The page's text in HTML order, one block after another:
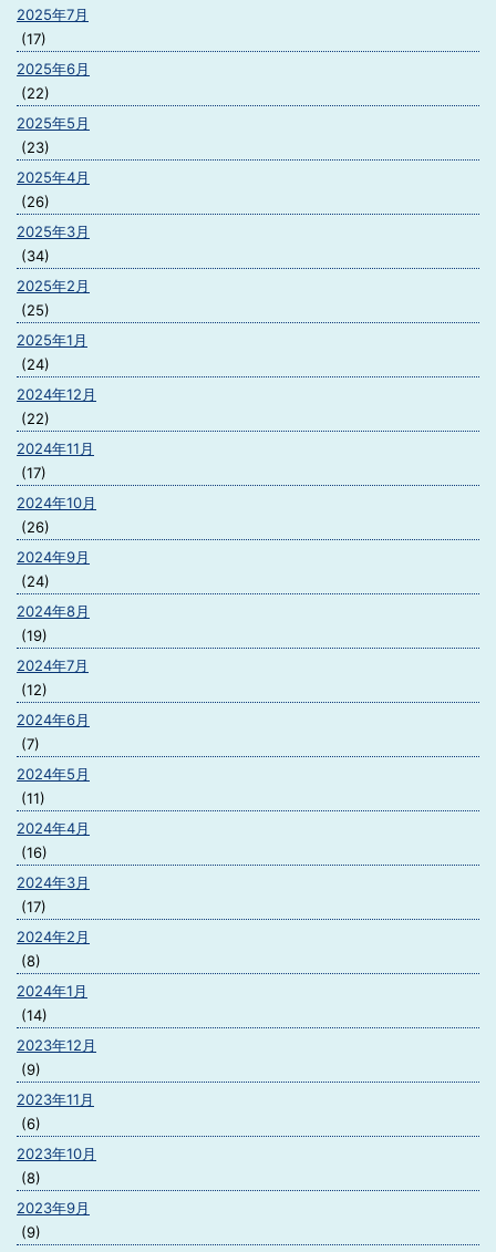
2025年7月
(17)
2025年6月
(22)
2025年5月
(23)
2025年4月
(26)
2025年3月
(34)
2025年2月
(25)
2025年1月
(24)
2024年12月
(22)
2024年11月
(17)
2024年10月
(26)
2024年9月
(24)
2024年8月
(19)
2024年7月
(12)
2024年6月
(7)
2024年5月
(11)
2024年4月
(16)
2024年3月
(17)
2024年2月
(8)
2024年1月
(14)
2023年12月
(9)
2023年11月
(6)
2023年10月
(8)
2023年9月
(9)